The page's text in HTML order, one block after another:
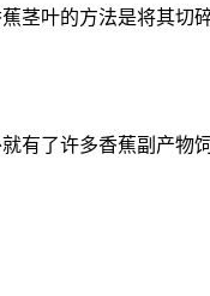
茎叶的方法是将其切
有了许多香蕉副产物